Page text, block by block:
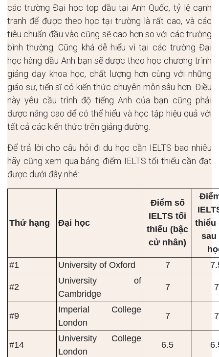
các trường Đại học top đầu tại Anh Quốc, tỷ lệ cạnh
tranh để được theo học tại trường là rất cao, và các
tiêu chuẩn đầu vào cũng sẽ cao hơn so với các trường
bình thường. Cũng khá dễ hiểu vì tại các trường Đại
học hàng đầu Anh bạn sẽ được theo học chương trình
giảng dạy khoa học, chất lượng hơn cùng với những
giáo sư, tiến sĩ có kiến thức chuyên môn sâu hơn. Điều
này yêu cầu trình độ tiếng Anh của bạn cũng phải
được nâng cao để có thể hiểu và học tập hiệu quả với
tất cả các kiến thức trên giảng đường.
Để trả lời cho câu hỏi đi du học cần IELTS bao nhiêu
hãy cũng xem qua bảng điểm IELTS tối thiểu cần đạt
được dưới đây nhé:
Thứ hạng Đại học
Điểm số
IELTS tối
thiểu (bậc
cử nhân)
thiểu
sau
#1
University of Oxford 7
#2
University of
Cambridge
7 7
#9
Imperial College
London
7 7
#14
University College
London
6.5